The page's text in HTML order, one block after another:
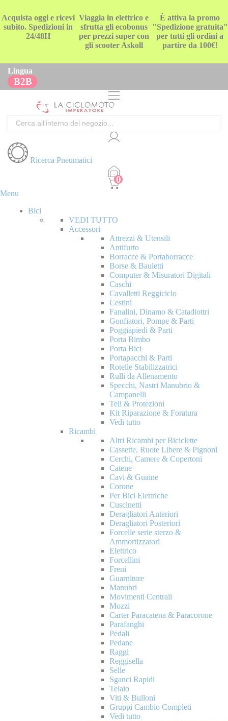
Acquista oggi e ricevi
subito. Spedizioni in
24/48H
Viaggia in elettrico e
sfrutta gli ecobonus
per prezzi super con
gli scooter Askoll
È attiva la promo
"Spedizione gratuita"
per tutti gli ordini a
partire da 100€!
Lingua
B2B
Cerca
Ricerca Pneumatici
Menu
Bici
VEDI TUTTO
Accessori
Attrezzi & Utensili
Antifurto
Borracce & Portaborracce
Borse & Bauletti
Computer & Misuratori Digitali
Caschi
Cavalletti Reggiciclo
Cestini
Fanalini, Dinamo & Catadiottri
Gonfiatori, Pompe & Parti
Poggiapiedi & Parti
Porta Bimbo
Porta Bici
Portapacchi & Parti
Rotelle Stabilizzatrici
Rulli da Allenamento
Specchi, Nastri Manubrio &
Campanelli
Teli & Protezioni
Kit Riparazione & Foratura
Vedi tutto
Ricambi
Altri Ricambi per Biciclette
Cassette, Ruote Libere & Pignoni
Cerchi, Camere & Copertoni
Catene
Cavi & Guaine
Corone
Per Bici Elettriche
Cuscinetti
Deragliatori Anteriori
Deragliatori Posteriori
Forcelle serie sterzo &
Ammortizzatori
Elettrico
Forcellini
Freni
Guarniture
Manubri
Movimenti Centrali
Mozzi
Carter Paracatena & Paracorone
Parafanghi
Pedali
Pedane
Raggi
Reggisella
Selle
Sganci Rapidi
Telaio
Viti & Bulloni
Gruppi Cambio Completi
Vedi tutto